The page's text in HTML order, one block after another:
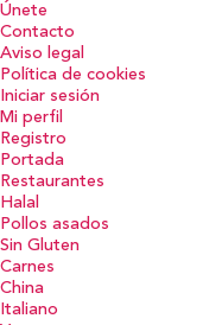
Únete
Contacto
Aviso legal
Política de cookies
Iniciar sesión
Mi perfil
Registro
Portada
Restaurantes
Halal
Pollos asados
Sin Gluten
Carnes
China
Italiano